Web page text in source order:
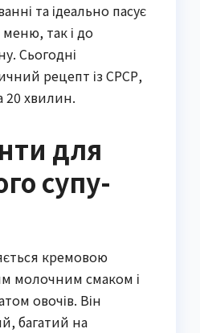
та ідеально пасує
так і до
Сьогодні
рецепт із СРСР,
20 хвилин.
для
супу-
кремовою
молочним смаком і
овочів. Він
багатий на